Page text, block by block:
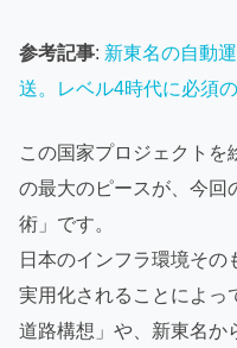
参考記事: 新東名の自動
送。レベル4時代に必須
この国家プロジェクトを
の最大のピースが、今回
術」です。
日本のインフラ環境そ
実用化されることによっ
道路構想」や、新東名か